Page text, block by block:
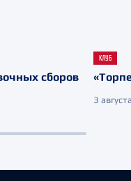
сборов
КЛУБ
3